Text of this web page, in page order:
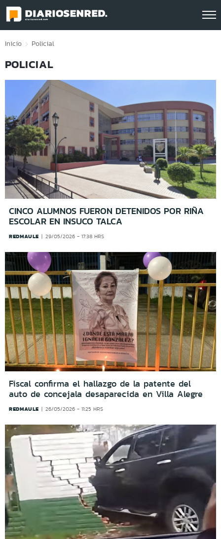
Click acá para ir directamente al contenido
Inicio Policial
POLICIAL
CINCO ALUMNOS FUERON DETENIDOS POR RIÑA
ESCOLAR EN INSUCO TALCA
REDMAULE 29/05/2026 - 17:38 HRS
Fiscal confirma el hallazgo de la patente del
auto de concejala desaparecida en Villa Alegre
REDMAULE 26/05/2026 - 11:25 HRS